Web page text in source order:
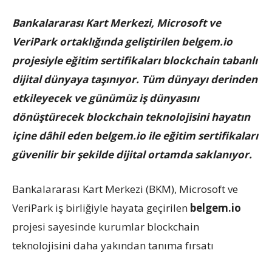
Bankalararası Kart Merkezi, Microsoft ve
VeriPark ortaklığında geliştirilen belgem.io
projesiyle eğitim sertifikaları blockchain tabanlı
dijital dünyaya taşınıyor. Tüm dünyayı derinden
etkileyecek ve günümüz iş dünyasını
dönüştürecek blockchain teknolojisini hayatın
içine dâhil eden belgem.io ile eğitim sertifikaları
güvenilir bir şekilde dijital ortamda saklanıyor.
Bankalararası Kart Merkezi (BKM), Microsoft ve
VeriPark iş birliğiyle hayata geçirilen belgem.io
projesi sayesinde kurumlar blockchain
teknolojisini daha yakından tanıma fırsatı